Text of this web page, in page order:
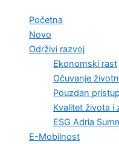
Početna
Novo
Održivi razvoj
Ekonomski rast
Očuvanje
Pouzdan
Kvalitet života i
ESG Adria
E-Mobilnost